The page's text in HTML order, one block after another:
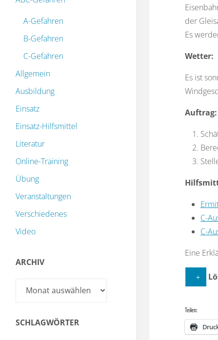
der
Es
Wetter:
Es ist
Auftrag:
C-
C-
Eine
UN
Teilen:
A-Gefahren
B-Gefahren
C-Gefahren
Allgemein
Ausbildung
Einsatz
Einsatz-Hilfsmittel
Literatur
Online-Training
Übung
Veranstaltungen
Verschiedenes
Video
ARCHIV
Archiv
SCHLAGWÖRTER